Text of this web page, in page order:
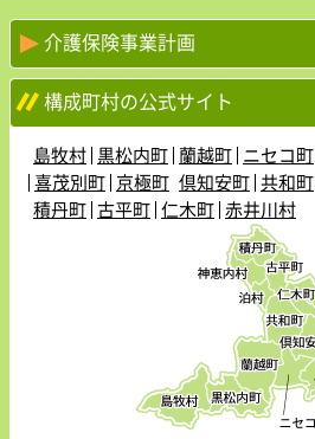
介護保険事業計画
構成町村の公式サイト
島牧村 黒松内町 蘭越町 ニセコ町
喜茂別町 京極町 倶知安町 共和町
積丹町 古平町 仁木町 赤井川村